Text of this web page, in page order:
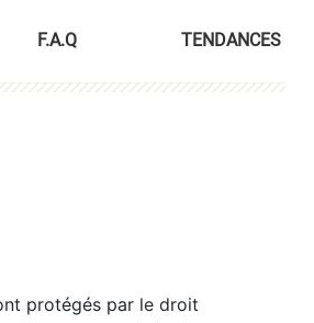
F.A.Q TENDANCES
protégés par le droit